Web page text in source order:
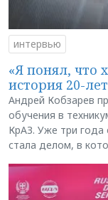
интервью
«Я понял, что
история 20-
Андрей Кобзарев
обучения в
КрАЗ. Уже три года
стала делом, в